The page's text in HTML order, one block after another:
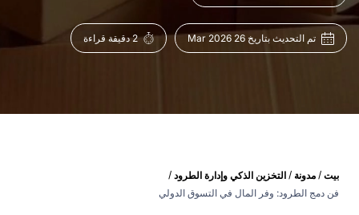
تم التحديث بتاريخ 26 Mar 2026 2 دقيقة قراءة
بيت / مدونة / التخزين الذكي وإدارة الطرود /
فن دمج الطرود: وفر المال في التسوق الدولي